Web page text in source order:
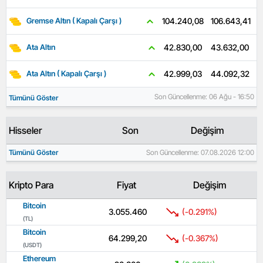
Gremse Altın ( Kapalı Çarşı ) 104.240,08 106.643,41
Ata Altın 42.830,00 43.632,00
Ata Altın ( Kapalı Çarşı ) 42.999,03 44.092,32
Tümünü Göster Son Güncellenme: 06 Ağu - 16:50
Hisseler Son Değişim
Tümünü Göster Son Güncellenme: 07.08.2026 12:00
Kripto Para Fiyat Değişim
Bitcoin
(TL)
3.055.460 (-0.291%)
Bitcoin
(USDT)
64.299,20 (-0.367%)
Ethereum